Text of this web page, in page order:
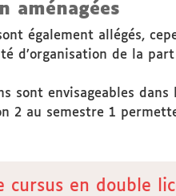
aménagées
également allégés,
d’organisation de la
sont envisageables
2 au semestre 1
cursus en double